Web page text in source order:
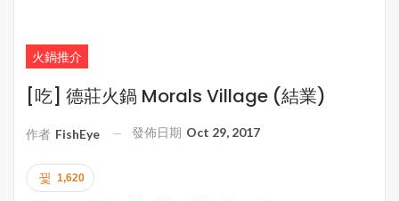
火鍋推介
[吃] 德莊火鍋 Morals Village (結業)
作者 FishEye 發佈日期 Oct 29, 2017
1,620